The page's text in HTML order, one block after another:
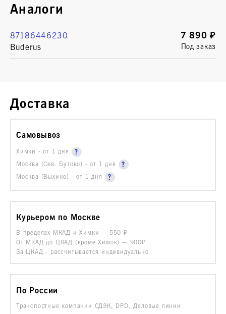
Аналоги
87186446230
Buderus
7 890 ₽
Под заказ
Доставка
Самовывоз
Химки - от 1 дня
Москва (Сев. Бутово) - от 1 дня
Москва (Выхино) - от 1 дня
Курьером по Москве
В пределах МКАД и Химки — 550
От МКАД до ЦКАД (кроме Химок) — 900₽
За ЦКАД - рассчитывается индивидуально
По России
Транспортные компании СДЭК, DPD, Деловые линии